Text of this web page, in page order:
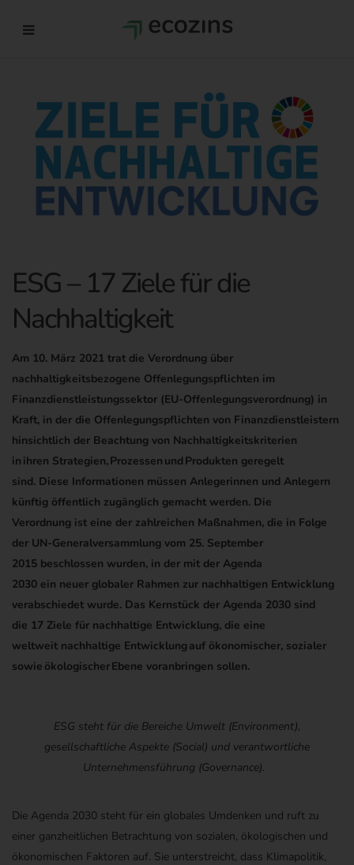
ESG – 17 Ziele für die
Nachhaltigkeit
Am 10. März 2021 trat die Verordnung über
nachhaltigkeitsbezogene Offenlegungspflichten im
Finanzdienstleistungssektor (EU-Offenlegungsverordnung) in
Kraft, in der die Offenlegungspflichten von Finanzdienstleistern
hinsichtlich der Beachtung von Nachhaltigkeitskriterien
in ihren Strategien, Prozessen und Produkten geregelt
sind. Diese Informationen müssen Anlegerinnen und Anlegern
künftig öffentlich zugänglich gemacht werden. Die
Verordnung ist eine der zahlreichen Maßnahmen, die in Folge
der UN-Generalversammlung vom 25. September
2015 beschlossen wurden, in der mit der Agenda
2030 ein neuer globaler Rahmen zur nachhaltigen Entwicklung
verabschiedet wurde. Das Kernstück der Agenda 2030 sind
die 17 Ziele für nachhaltige Entwicklung, die eine
weltweit nachhaltige Entwicklung auf ökonomischer, sozialer
sowie ökologischerEbene voranbringen sollen.
ESG steht für die Bereiche Umwelt (Environment),
gesellschaftliche Aspekte (Social) und verantwortliche
Unternehmensführung (Governance).
Die Agenda 2030 steht für ein globales Umdenken und ruft zu
einer ganzheitlichen Betrachtung von sozialen, ökologischen und
ökonomischen Faktoren auf. Sie unterstreicht, dass Klimapolitik,